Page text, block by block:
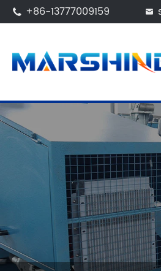
 +86-13777009159 